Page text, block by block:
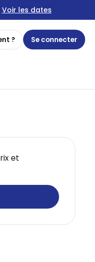
Voir les dates
? Se connecter
et